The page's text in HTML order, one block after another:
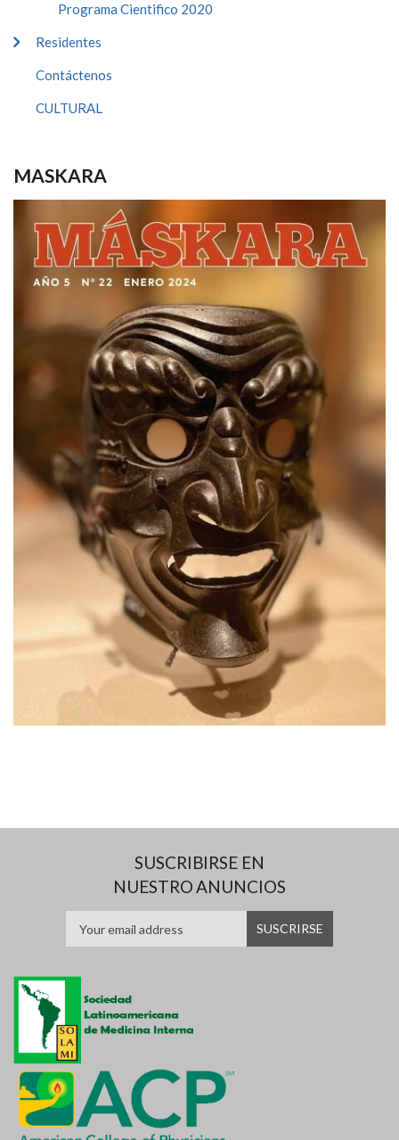
Programa Cientifico 2020
Residentes
Contáctenos
CULTURAL
MASKARA
SUSCRIBIRSE EN
NUESTRO ANUNCIOS